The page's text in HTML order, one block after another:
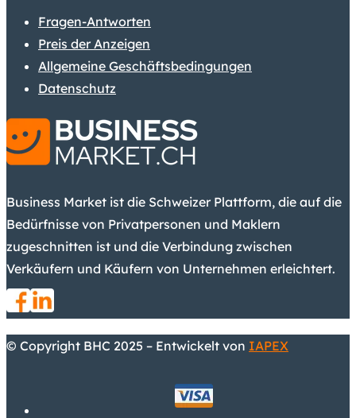
Fragen-Antworten
Preis der Anzeigen
Allgemeine Geschäftsbedingungen
Datenschutz
Business Market ist die Schweizer Plattform, die auf die
Bedürfnisse von Privatpersonen und Maklern
zugeschnitten ist und die Verbindung zwischen
Verkäufern und Käufern von Unternehmen erleichtert.
© Copyright BHC 2025 – Entwickelt von IAPEX